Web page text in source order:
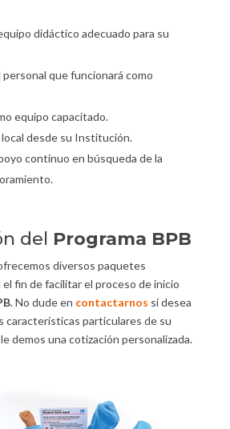
didáctico adecuado para su
que funcionará como
equipo capacitado.
desde su Institución.
continuo en búsqueda de la
del Programa BPB
diversos paquetes
fin de facilitar el proceso de inicio
. No dude en contactarnos si desea
características particulares de su
demos una cotización personalizada.